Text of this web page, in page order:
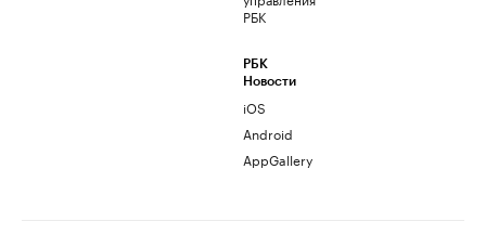
РБК
РБК
Новости
iOS
Android
AppGallery